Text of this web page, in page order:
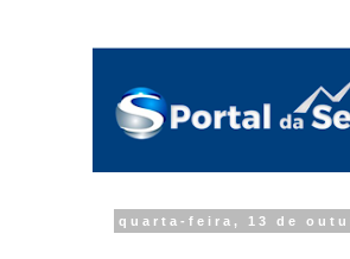
quarta-feira, 13 de